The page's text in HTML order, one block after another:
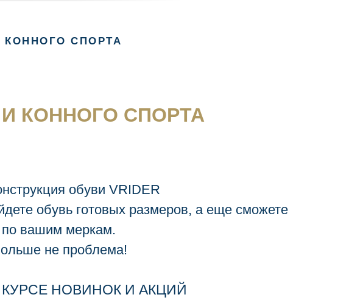
СПОРТА
КОННОГО СПОРТА
обуви VRIDER
обувь готовых размеров, а еще сможете
по вашим меркам.
не проблема!
НОВИНОК И АКЦИЙ